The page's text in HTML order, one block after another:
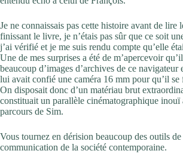
Je ne connaissais pas cette histoire avant de lire
finissant le livre, je n’étais pas sûr que ce soit
j’ai vérifié et je me suis rendu compte qu’elle
Une de mes surprises a été de m’apercevoir
beaucoup d’images d’archives de ce
lui avait confié une caméra 16 mm pour qu’il se
On disposait donc d’un matériau brut
constituait un parallèle cinématographique inouï
parcours de Sim.
Vous tournez en dérision beaucoup des outils de
communication de la société contemporaine.